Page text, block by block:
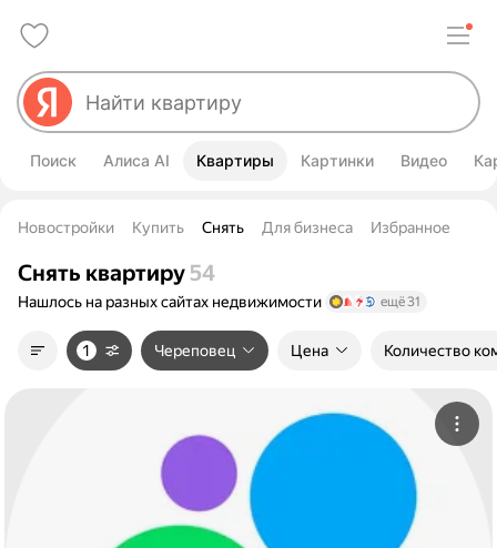
Поиск Алиса AI Квартиры Картинки Видео
Новостройки Купить Снять Для бизнеса Избранное
Снять квартиру 54
Нашлось на разных сайтах недвижимости ещё 31
1 Череповец Цена Количество